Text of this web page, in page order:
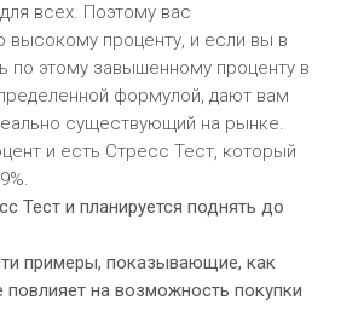
всех. Поэтому вас
высокому проценту, и если вы в
по этому завышенному проценту в
формулой, дают вам
существующий на рынке.
и есть Стресс Тест, который
Тест и планируется поднять до
примеры, показывающие, как
повлияет на возможность покупки